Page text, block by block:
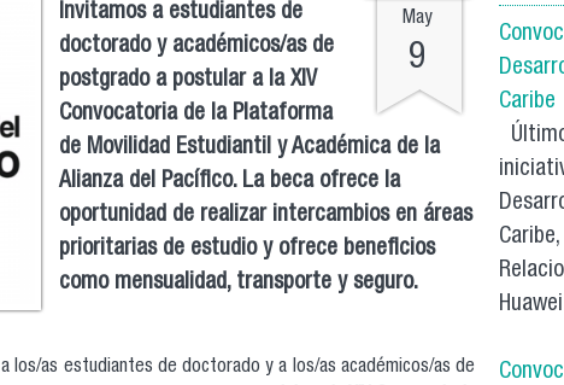
May
9
Invitamos a estudiantes de
doctorado y académicos/as de
postgrado a postular a la XIV
Convocatoria de la Plataforma
de Movilidad Estudiantil y Académica de la
Alianza del Pacífico. La beca ofrece la
oportunidad de realizar intercambios en áreas
prioritarias de estudio y ofrece beneficios
como mensualidad, transporte y seguro.
los/as estudiantes de doctorado y a los/as académicos/as de
Caribe